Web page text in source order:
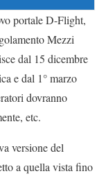
portale D-Flight,
Mezzi
dal 15 dicembre
e dal 1° marzo
dovranno
etc.
versione del
a quella vista fino